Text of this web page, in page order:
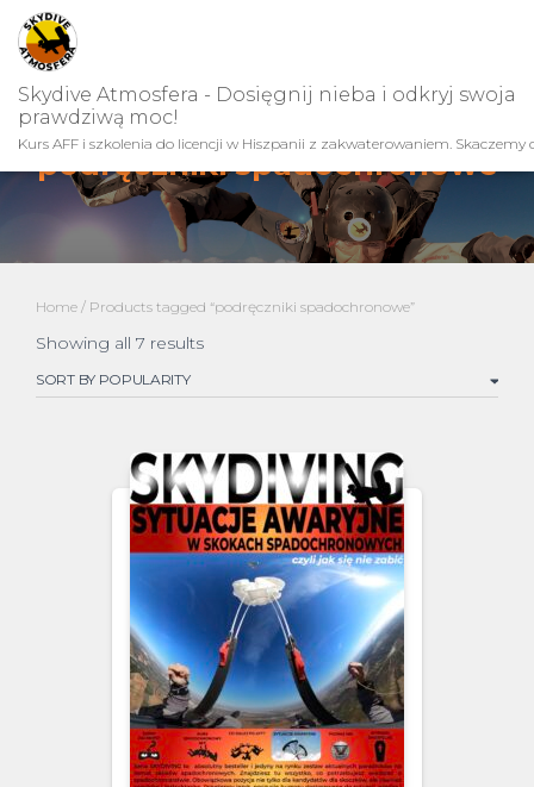
Skydive Atmosfera - Dosięgnij nieba i odkryj swoja
prawdziwą moc!
Kurs AFF i szkolenia do licencji w Hiszpanii z zakwaterowaniem. Skaczemy
podręczniki spadochronowe
Home / Products tagged “podręczniki spadochronowe”
Showing all 7 resultsSorted
popularity